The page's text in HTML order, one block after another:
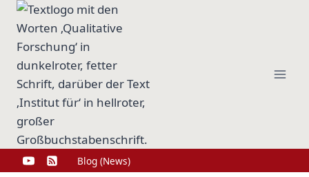
Zum
Inhalt
springen
Blog (News)